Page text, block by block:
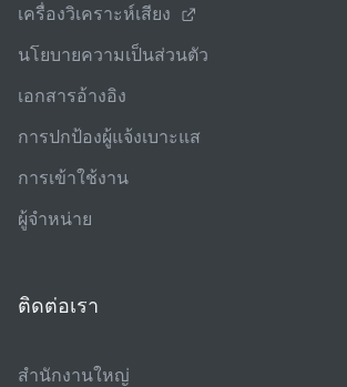
เครื่องวิเคราะห์เสียง
นโยบายความเป็นส่วนตัว
เอกสารอ้างอิง
การปกป้องผู้แจ้งเบาะแส
การเข้าใช้งาน
ผู้จําหน่าย
ติดต่อเรา
สํานักงานใหญ่